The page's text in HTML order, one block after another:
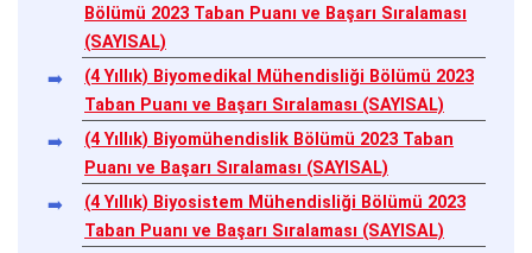
Bölümü 2023 Taban Puanı ve Başarı Sıralaması
(SAYISAL)
(4 Yıllık) Biyomedikal Mühendisliği Bölümü 2023
Taban Puanı ve Başarı Sıralaması (SAYISAL)
(4 Yıllık) Biyomühendislik Bölümü 2023 Taban
Puanı ve Başarı Sıralaması (SAYISAL)
(4 Yıllık) Biyosistem Mühendisliği Bölümü 2023
Taban Puanı ve Başarı Sıralaması (SAYISAL)